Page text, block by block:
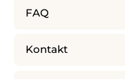
FAQ
Kontakt